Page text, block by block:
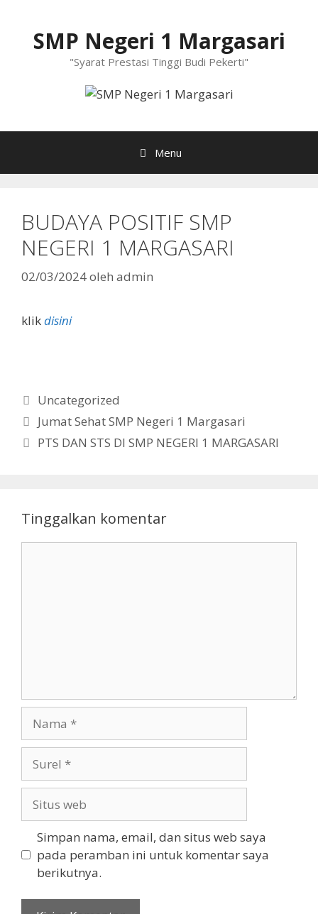
SMP Negeri 1 Margasari
"Syarat Prestasi Tinggi Budi Pekerti"
Menu
BUDAYA POSITIF SMP
NEGERI 1 MARGASARI
02/03/2024oleh admin
klikdisini
Kategori
Uncategorized
Jumat Sehat SMP Negeri 1 Margasari
PTS DAN STS DI SMP NEGERI 1 MARGASARI
Tinggalkan komentar
web
Simpan nama, email, dan situs web saya
pada peramban ini untuk komentar saya
berikutnya.